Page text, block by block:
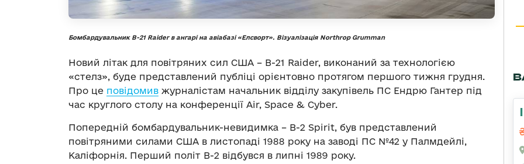
Бомбардувальник B-21 Raider в ангарі на авіабазі «Елсворт». Візуалізація Northrop Grumman
Новий літак для повітряних сил США – B-21 Raider, виконаний за технологією
«стелз», буде представлений публіці орієнтовно протягом першого тижня грудня.
Про це повідомив журналістам начальник відділу закупівель ПС Ендрю Гантер під
час круглого столу на конференції Air, Space & Cyber.
Попередній бомбардувальник-невидимка – B-2 Spirit, був представлений
повітряними силами США в листопаді 1988 року на заводі ПС №42 у Палмдейлі,
Каліфорнія. Перший політ B-2 відбувся в липні 1989 року.